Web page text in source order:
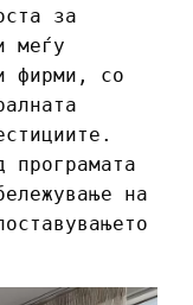
за
меѓу
фирми, со
програмата
на